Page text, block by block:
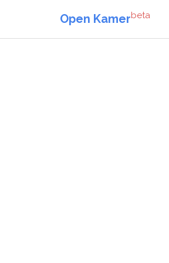
Open Kamerbeta